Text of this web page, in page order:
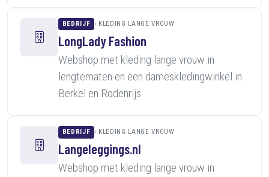
BEDRIJF KLEDING LANGE VROUW
LongLady Fashion
Webshop met kleding lange vrouw in
lengtematen en een dameskledingwinkel in
Berkel en Rodenrijs
BEDRIJF KLEDING LANGE VROUW
Langeleggings.nl
Webshop met kleding lange vrouw in